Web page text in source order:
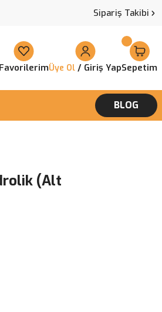
Sipariş Takibi
FavorilerimÜye Ol / Giriş YapSepetim
BLOG
(Alt